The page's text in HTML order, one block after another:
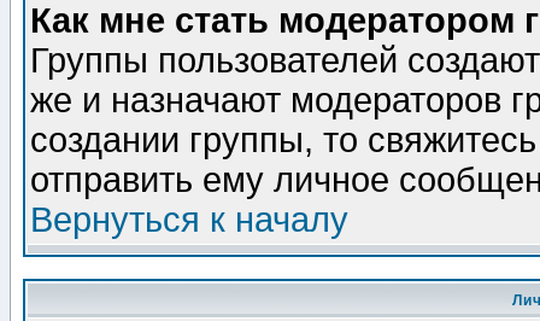
Как мне стать модератором
Группы пользователей
же и назначают модераторов
создании группы, то
отправить ему личное
Вернуться к началу